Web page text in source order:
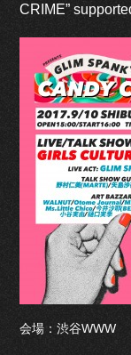
CRIME”
会場：渋谷WWW